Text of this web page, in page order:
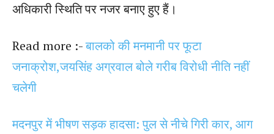
अधिकारी स्थिति पर नजर बनाए हुए हैं।
Read more :-बालको की मनमानी पर फूटा
जनाक्रोश,जयसिंह अग्रवाल बोले गरीब विरोधी नीति नहीं
चलेगी
मदनपुर में भीषण सड़क हादसा: पुल से नीचे गिरी कार, आग